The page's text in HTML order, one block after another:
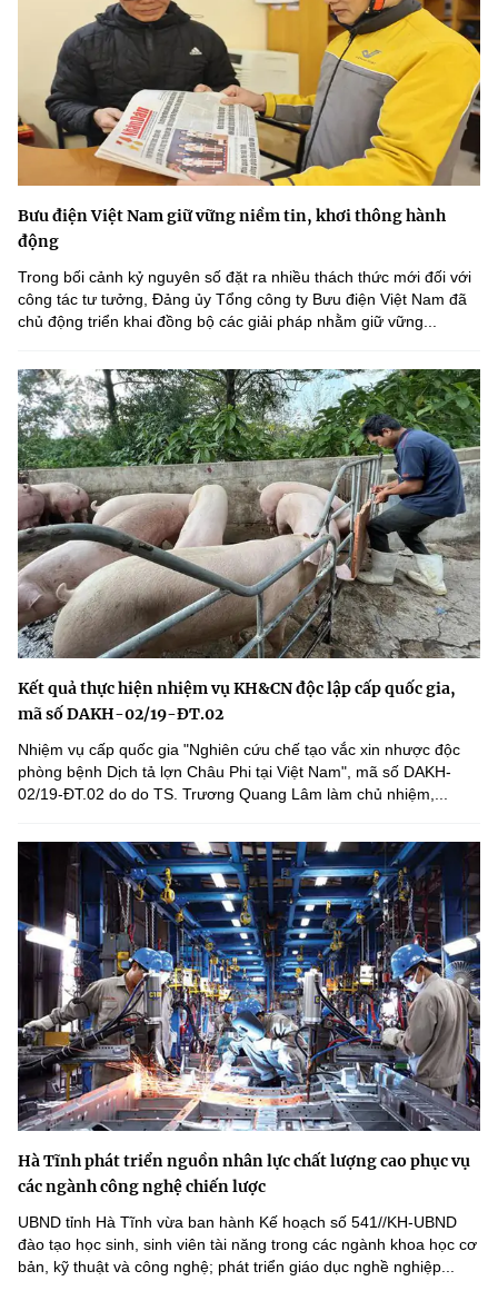
Bưu điện Việt Nam giữ vững niềm tin, khơi thông hành
động
Trong bối cảnh kỷ nguyên số đặt ra nhiều thách thức mới đối với
công tác tư tưởng, Đảng ủy Tổng công ty Bưu điện Việt Nam đã
chủ động triển khai đồng bộ các giải pháp nhằm giữ vững...
Kết quả thực hiện nhiệm vụ KH&CN độc lập cấp quốc gia,
mã số DAKH-02/19-ĐT.02
Nhiệm vụ cấp quốc gia "Nghiên cứu chế tạo vắc xin nhược độc
phòng bệnh Dịch tả lợn Châu Phi tại Việt Nam", mã số DAKH-
02/19-ĐT.02 do do TS. Trương Quang Lâm làm chủ nhiệm,...
Hà Tĩnh phát triển nguồn nhân lực chất lượng cao phục vụ
các ngành công nghệ chiến lược
UBND tỉnh Hà Tĩnh vừa ban hành Kế hoạch số 541//KH-UBND
đào tạo học sinh, sinh viên tài năng trong các ngành khoa học cơ
bản, kỹ thuật và công nghệ; phát triển giáo dục nghề nghiệp...